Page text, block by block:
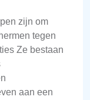
zijn om
tegen
Ze bestaan
aan een